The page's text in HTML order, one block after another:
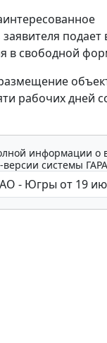
подает
в свободной
рабочих дней
информации о
системы